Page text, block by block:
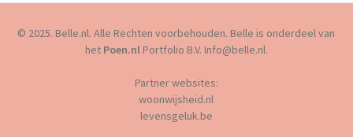
© 2025. Belle.nl. Alle Rechten voorbehouden. Belle is onderdeel van
het Poen.nlPortfolio B.V. Info@belle.nl.
Partner websites:
woonwijsheid.nl
levensgeluk.be